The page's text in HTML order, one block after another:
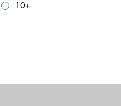
10+